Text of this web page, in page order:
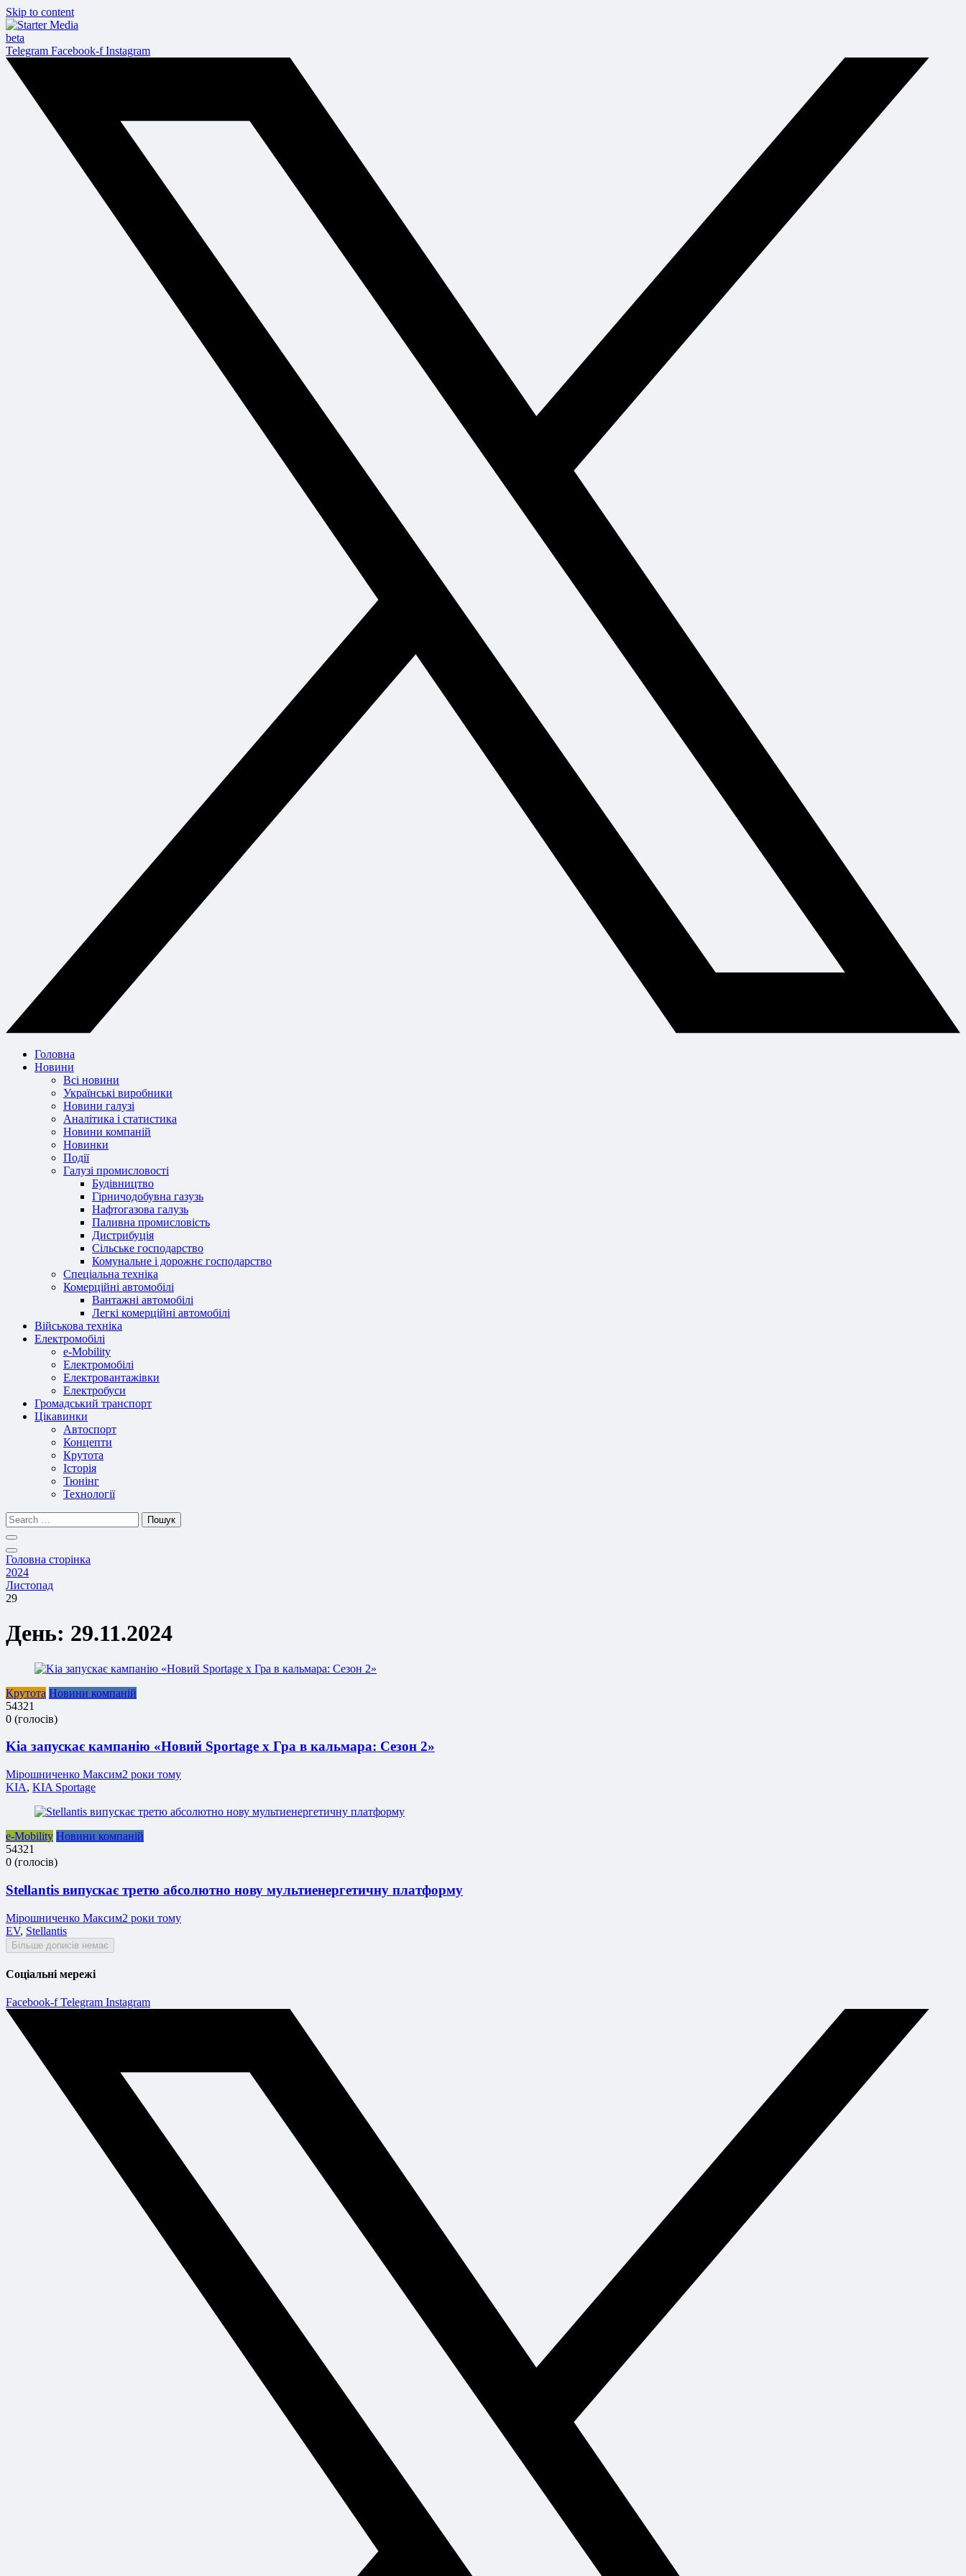
Skip to content
beta
Telegram Facebook-f Instagram
Головна
Новини
Всі новини
Українські виробники
Новини галузі
Аналітика і статистика
Новини компаній
Новинки
Події
Галузі промисловості
Будівництво
Гірничодобувна газузь
Нафтогазова галузь
Паливна промисловість
Дистрибуція
Сільське господарство
Комунальне і дорожнє господарство
Спеціальна техніка
Комерційні автомобілі
Вантажні автомобілі
Легкі комерційні автомобілі
Військова техніка
Електромобілі
e-Mobility
Електромобілі
Електровантажівки
Електробуси
Громадський транспорт
Цікавинки
Автоспорт
Концепти
Крутота
Історія
Тюнінг
Технології
Пошук
Головна сторінка
2024
Листопад
29
День: 29.11.2024
Крутота Новини компаній
54321
0 (голосів)
Kia запускає кампанію «Новий Sportage x Гра в кальмара: Сезон 2»
Мірошниченко Максим2 роки тому
KIA, KIA Sportage
e-Mobility Новини компаній
54321
0 (голосів)
Stellantis випускає третю абсолютно нову мультиенергетичну платформу
Мірошниченко Максим2 роки тому
EV, Stellantis
Більше дописів немає
Соціальні мережі
Facebook-f Telegram Instagram